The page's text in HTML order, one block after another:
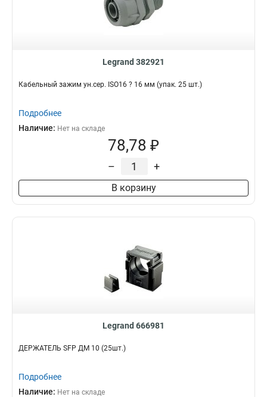
Legrand 382921
Кабельный зажим ун.сер. ISO16 ? 16 мм (упак. 25 шт.)
Подробнее
Наличие: Нет на складе
78,78 ₽
– +
В корзину
Legrand 666981
ДЕРЖАТЕЛЬ SFP ДМ 10 (25шт.)
Подробнее
Наличие: Нет на складе